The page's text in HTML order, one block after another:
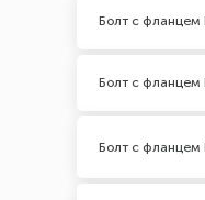
Болт с фланцем
Болт с фланцем
Болт с фланцем